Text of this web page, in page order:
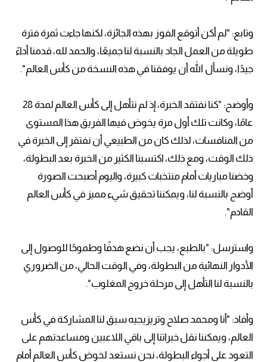
وتابع: "لم أكن أتوقع الفوز بهذه الجائزة، لكنها جاءت ثمرة فترة
طويلة من العمل الجاد بالنسبة لنا جميعًا، والحمد لله، قدمنا أداءً
جيدًا، ونسأل الله أن يوفقنا في هذه النسخة من كأس العالم".
وأوضح: "كنا نفتقد الخبرة، إذ لم نتأهل إلى كأس العالم لمدة 28
عامًا، وكانت تلك أول مرة يخوض فيها الفريق هذا المستوى
من المنافسات، لذلك كان من الطبيعي أن نفتقر إلى الخبرة في
ذلك الوقت، ومع ذلك، اكتسبنا الكثير من الخبرة بعد البطولة،
وخضنا مباريات أمام منتخبات كبيرة، واليوم أصبحت الصورة
أوضح بالنسبة لنا، ويمكننا تحقيق شيء مميز في كأس العالم
القادم".
واسترسل: "بالطبع، يجب أن نضع هدفًا وطموحًا للوصول إلى
الأدوار النهائية من البطولة، وفي الوقت الحالي، من الضروري
بالنسبة لنا التأهل إلى مرحلة خروج المغلوب".
وأفاد: "أنا ومحمد صلاح وتريزيجيه سبق لنا المشاركة في كأس
العالم، ويمكننا نقل خبراتنا إلى باقي اللاعبين ومساعدتهم على
التعود على أجواء البطولة، نحن نستعد لخوض كأس العالم أمام